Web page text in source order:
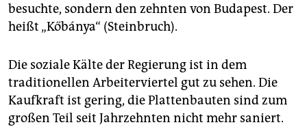
besuchte, sondern den zehnten von Budapest. Der
heißt „Kőbánya“ (Steinbruch).
Die soziale Kälte der Regierung ist in dem
traditionellen Arbeiterviertel gut zu sehen. Die
Kaufkraft ist gering, die Plattenbauten sind zum
großen Teil seit Jahrzehnten nicht mehr saniert.